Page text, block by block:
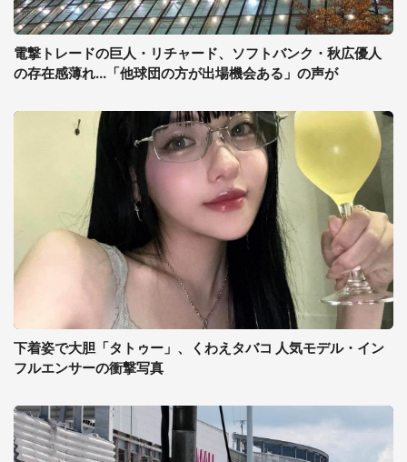
電撃トレードの巨人・リチャード、ソフトバンク・秋広優人
の存在感薄れ...「他球団の方が出場機会ある」の声が
下着姿で大胆「タトゥー」、くわえタバコ 人気モデル・イン
フルエンサーの衝撃写真